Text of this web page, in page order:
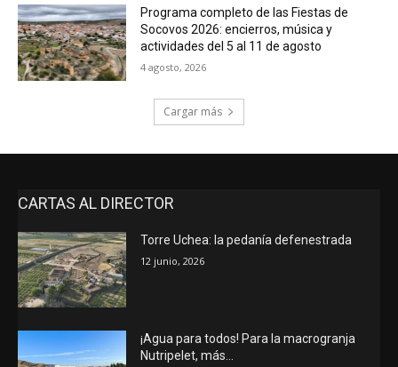
Programa completo de las Fiestas de
Socovos 2026: encierros, música y
actividades del 5 al 11 de agosto
4 agosto, 2026
Cargar más
CARTAS AL DIRECTOR
Torre Uchea: la pedanía defenestrada
12 junio, 2026
¡Agua para todos! Para la macrogranja
Nutripelet, más…